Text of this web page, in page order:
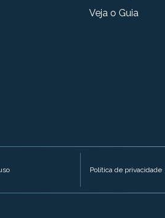
Veja o Guia
Política de privacidade